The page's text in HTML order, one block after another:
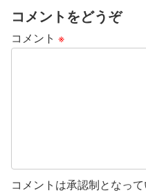
コメントをどうぞ
コメント ※
コメントは承認制となっ